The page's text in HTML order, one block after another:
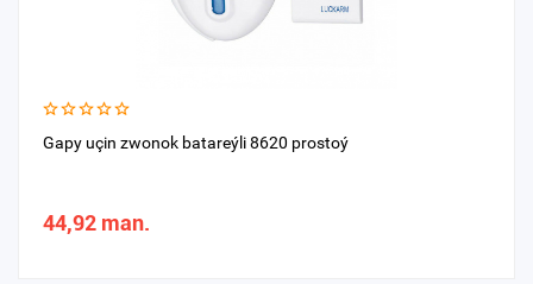
Gapy uçin zwonok batareýli 8620 prostoý
44,92 man.